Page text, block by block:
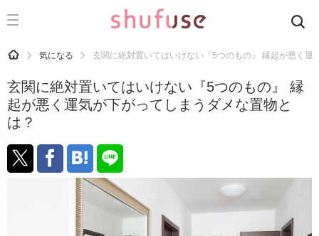
CATEGORY 記事カテゴリ
運気
洗濯
生活の知恵
HOME 気になる 玄関に絶対置いてはいけない『5つのもの』 縁起が悪く運
玄関に絶対置いてはいけない『5つのもの』 縁
起が悪く運気が下がってしまうダメな置物と
は？